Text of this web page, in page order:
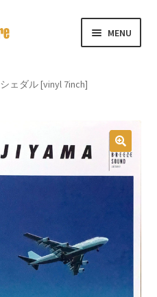
MENU
シェダル [vinyl 7inch]
🔍